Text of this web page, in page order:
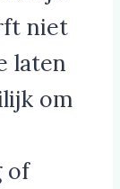
niet
laten
om
of